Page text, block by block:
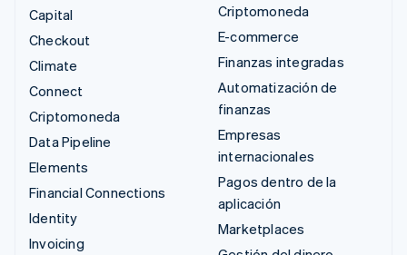
Capital
Checkout
Climate
Connect
Criptomoneda
Data Pipeline
Elements
Financial Connections
Identity
Invoicing
Criptomoneda
E-commerce
Finanzas integradas
Automatización de
finanzas
Empresas
internacionales
Pagos dentro de la
aplicación
Marketplaces